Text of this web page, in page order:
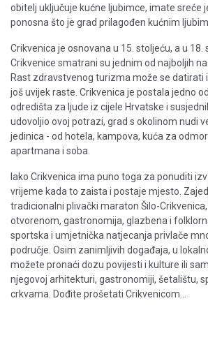
obitelj uključuje kućne ljubimce, imate sreće
ponosna što je grad prilagođen kućnim
Crikvenica je osnovana u 15. stoljeću, a u 18.
Crikvenice smatrani su jednim od najboljih
Rast zdravstvenog turizma može se datirati
još uvijek raste. Crikvenica je postala jedno
odredišta za ljude iz cijele Hrvatske i
udovoljio ovoj potrazi, grad s okolinom nudi
jedinica - od hotela, kampova, kuća za
apartmana i soba.
Iako Crikvenica ima puno toga za ponuditi
vrijeme kada to zaista i postaje mjesto.
tradicionalni plivački maraton Šilo-
otvorenom, gastronomija, glazbena i
sportska i umjetnička natjecanja privlače
područje. Osim zanimljivih događaja, u
možete pronaći dozu povijesti i kulture ili
njegovoj arhitekturi, gastronomiji, šetalištu,
crkvama. Dođite prošetati Crikvenicom...